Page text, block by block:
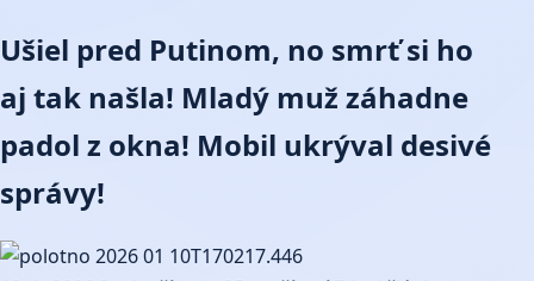
Ušiel pred Putinom, no smrť si ho
aj tak našla! Mladý muž záhadne
padol z okna! Mobil ukrýval desivé
správy!